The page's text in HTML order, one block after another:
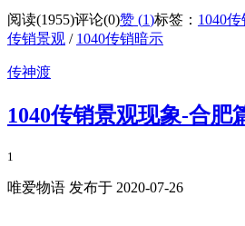
阅读(1955)评论(0)赞 (1)标签： 1040传
传销景观 / 1040传销暗示
传神渡
1040传销景观现象-合肥
1
唯爱物语 发布于 2020-07-26